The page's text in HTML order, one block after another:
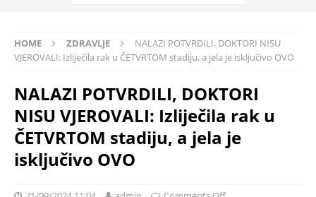
HOME ZDRAVLJE
NALAZI POTVRDILI, DOKTORI NISU
VJEROVALI: Izliječila rak u ČETVRTOM stadiju, a jela je isključivo OVO
NALAZI POTVRDILI, DOKTORI
NISU VJEROVALI: Izliječila rak u
ČETVRTOM stadiju, a jela je
isključivo OVO